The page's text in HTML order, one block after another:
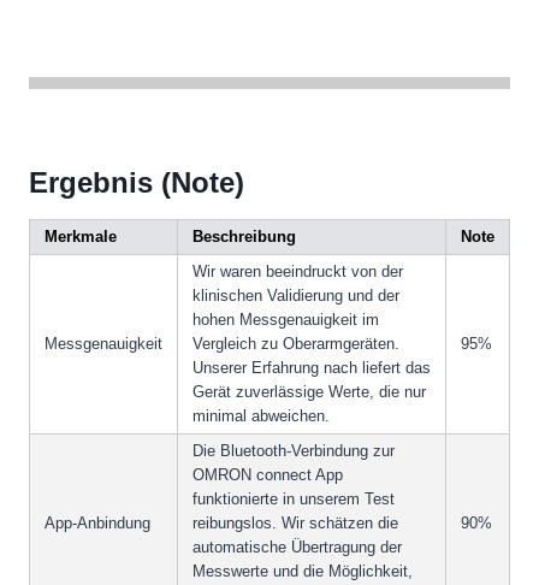
Ergebnis (Note)
Merkmale Beschreibung Note
Messgenauigkeit
Wir waren beeindruckt von der
klinischen Validierung und der
hohen Messgenauigkeit im
Vergleich zu Oberarmgeräten.
Unserer Erfahrung nach liefert das
Gerät zuverlässige Werte, die nur
minimal abweichen.
95%
App-Anbindung
Die Bluetooth-Verbindung zur
OMRON connect App
funktionierte in unserem Test
reibungslos. Wir schätzen die
automatische Übertragung der
Messwerte und die Möglichkeit,
90%